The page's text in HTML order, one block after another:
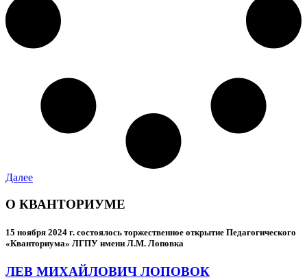
Далее
О КВАНТОРИУМЕ
15 ноября 2024 г. состоялось торжественное открытие Педагогического
«Кванториума» ЛГПУ имени Л.М. Лоповка
ЛЕВ МИХАЙЛОВИЧ ЛОПОВОК